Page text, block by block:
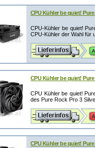
CPU Kühler be quiet!
CPU-Kühler be quiet!
CPU-Kühler der Wahl für
CPU Kühler be quiet!
CPU Kühler be quiet!
des Pure Rock Pro 3
CPU Kühler be quiet!